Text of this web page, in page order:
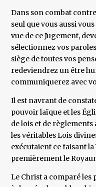
Dans son combat contre
seul que vous aussi
vue de ce Jugement,
sélectionnez vos
siège de toutes vos
redeviendrez un être
communiquerez avec
Il est navrant de
pouvoir laïque et les
de lois et de
les véritables Lois
exécutaient ce faisant la
premièrement le
Le Christ a comparé les